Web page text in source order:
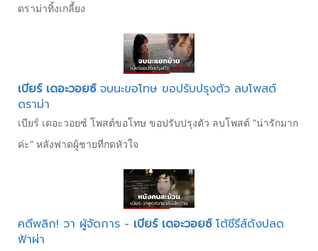
ดราม่าทิ้งเกลี้ยง
เบียร์ เดอะวอยซ์จบนะขอโทษ ขอปรับปรุงตัว ลบโพสต์
ดราม่า
เบียร์ เดอะวอยซ์ โพสต์ขอโทษ ขอปรับปรุงตัว ลบโพสต์ "น่ารักมาก
ค่ะ" หลังฟาดผู้ชายที่กดหัวใจ
คดีพลิก! วา ผู้จัดการ - เบียร์ เดอะวอยซ์โต้ซีรีส์ดังปลด
ฟ้าผ่า